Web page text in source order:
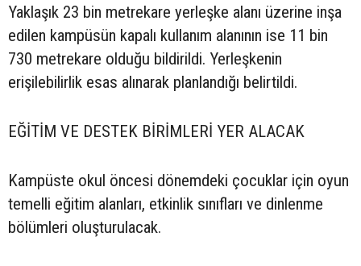
Yaklaşık 23 bin metrekare yerleşke alanı üzerine inşa
edilen kampüsün kapalı kullanım alanının ise 11 bin
730 metrekare olduğu bildirildi. Yerleşkenin
erişilebilirlik esas alınarak planlandığı belirtildi.
EĞİTİM VE DESTEK BİRİMLERİ YER ALACAK
Kampüste okul öncesi dönemdeki çocuklar için oyun
temelli eğitim alanları, etkinlik sınıfları ve dinlenme
bölümleri oluşturulacak.